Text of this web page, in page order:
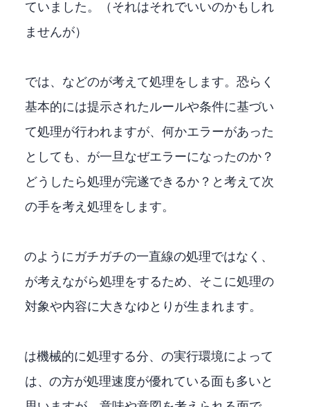
ていました。（それはそれでいいのかもしれ
ませんが）
OpenClawでは、ChatGPTなどのLLMが考えて処理をします。恐らく
基本的には提示されたルールや条件に基づい
て処理が行われますが、何かエラーがあった
としても、LLMが一旦なぜエラーになったのか？
どうしたら処理が完遂できるか？と考えて次
の手を考え処理をします。
RPAのようにガチガチの一直線の処理ではなく、LLM
が考えながら処理をするため、そこに処理の
対象や内容に大きなゆとりが生まれます。
RPAは機械的に処理する分、LLMの実行環境によって
は、RPAの方が処理速度が優れている面も多いと